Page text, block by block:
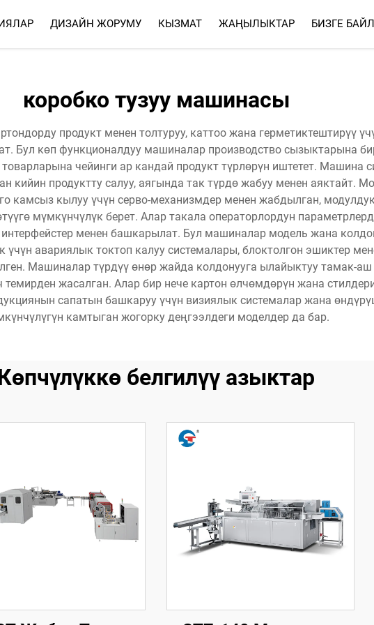
ДИЗАЙН ЖОРУМУ КЫЗМАТ ЖАҢЫЛЫКТАР БИЗГЕ
коробко тузуу машинасы
продукт менен толтуруу, каттоо жана герметиктештирүү
Бул көп функционалдуу машиналар производство сызыктарына
чейинги ар кандай продукт түрлөрүн иштетет. Машина
кийин продуктту салуу, аягында так түрдө жабуу менен аяктайт.
камсыз кылуу үчүн серво-механизмдер менен жабдылган,
мүмкүнчүлүк берет. Алар такала операторлордун
менен башкарылат. Бул машиналар модель жана
үчүн авариялык токтоп калуу системалары, блоктолгон эшиктер
Машиналар түрдүү өнөр жайда колдонууга ылайыктуу тамак-
жасалган. Алар бир нече картон өлчөмдөрүн жана
сапатын башкаруу үчүн визиялык системалар жана
камтыган жогорку деңгээлдеги моделдер да бар.
белгилүү азыктар